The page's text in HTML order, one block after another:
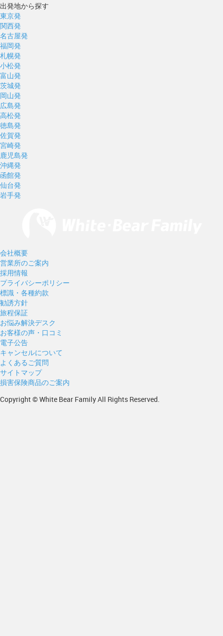
出発地から探す
東京発
関西発
名古屋発
福岡発
札幌発
小松発
富山発
茨城発
岡山発
広島発
高松発
徳島発
佐賀発
宮崎発
鹿児島発
沖縄発
函館発
仙台発
岩手発
会社概要
営業所のご案内
採用情報
プライバシーポリシー
標識・各種約款
勧誘方針
旅程保証
お悩み解決デスク
お客様の声・口コミ
電子公告
キャンセルについて
よくあるご質問
サイトマップ
損害保険商品のご案内
Copyright © White Bear Family All Rights Reserved.